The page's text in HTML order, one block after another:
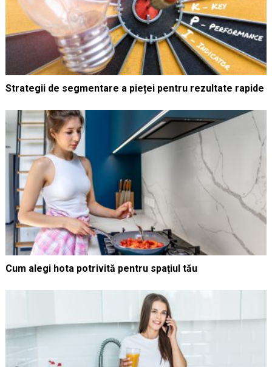
Strategii de segmentare a pieței pentru rezultate rapide
Cum alegi hota potrivită pentru spațiul tău